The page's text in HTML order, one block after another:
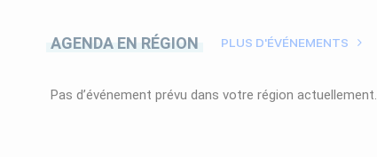
AGENDA EN RÉGION PLUS D'ÉVÉNEMENTS
Pas d’événement prévu dans votre région actuellement.